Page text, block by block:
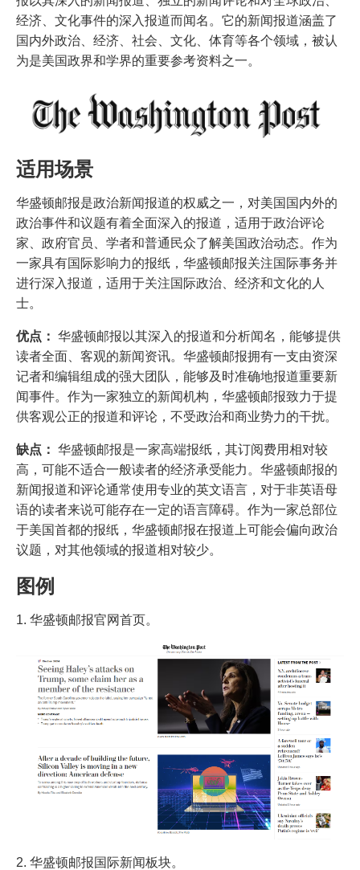
经济、文化事件的深入报道而闻名。它的新闻报道涵盖了
国内外政治、经济、社会、文化、体育等各个领域，被认
为是美国政界和学界的重要参考资料之一。
适用场景
华盛顿邮报是政治新闻报道的权威之一，对美国国内外的
政治事件和议题有着全面深入的报道，适用于政治评论
家、政府官员、学者和普通民众了解美国政治动态。作为
一家具有国际影响力的报纸，华盛顿邮报关注国际事务并
进行深入报道，适用于关注国际政治、经济和文化的人
士。
优点： 华盛顿邮报以其深入的报道和分析闻名，能够提供
读者全面、客观的新闻资讯。华盛顿邮报拥有一支由资深
记者和编辑组成的强大团队，能够及时准确地报道重要新
闻事件。作为一家独立的新闻机构，华盛顿邮报致力于提
供客观公正的报道和评论，不受政治和商业势力的干扰。
缺点： 华盛顿邮报是一家高端报纸，其订阅费用相对较
高，可能不适合一般读者的经济承受能力。华盛顿邮报的
新闻报道和评论通常使用专业的英文语言，对于非英语母
语的读者来说可能存在一定的语言障碍。作为一家总部位
于美国首都的报纸，华盛顿邮报在报道上可能会偏向政治
议题，对其他领域的报道相对较少。
图例
1. 华盛顿邮报官网首页。
2. 华盛顿邮报国际新闻板块。